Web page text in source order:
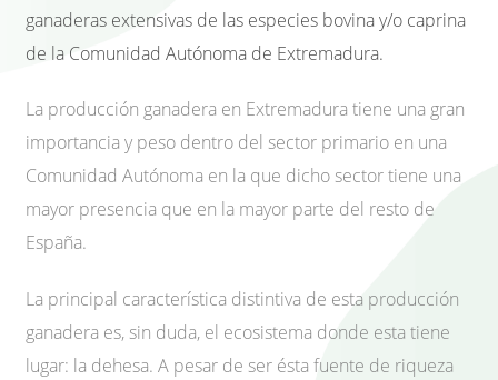
ganaderas extensivas de las especies bovina y/o caprina
de la Comunidad Autónoma de Extremadura.
La producción ganadera en Extremadura tiene una gran
importancia y peso dentro del sector primario en una
Comunidad Autónoma en la que dicho sector tiene una
mayor presencia que en la mayor parte del resto de
España.
La principal característica distintiva de esta producción
ganadera es, sin duda, el ecosistema donde esta tiene
lugar: la dehesa. A pesar de ser ésta fuente de riqueza